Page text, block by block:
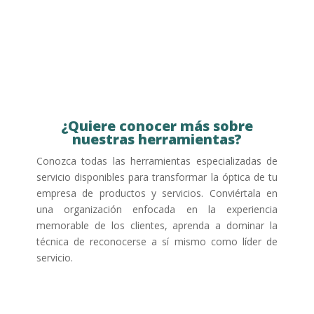
¿Quiere conocer más sobre
nuestras herramientas?
Conozca todas las herramientas especializadas de
servicio disponibles para transformar la óptica de tu
empresa de productos y servicios. Conviértala en
una organización enfocada en la experiencia
memorable de los clientes, aprenda a dominar la
técnica de reconocerse a sí mismo como líder de
servicio.